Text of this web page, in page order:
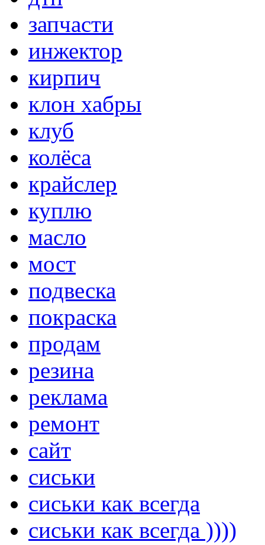
запчасти
инжектор
кирпич
клон хабры
клуб
колёса
крайслер
куплю
масло
мост
подвеска
покраска
продам
резина
реклама
ремонт
сайт
сиськи
сиськи как всегда
сиськи как всегда ))))